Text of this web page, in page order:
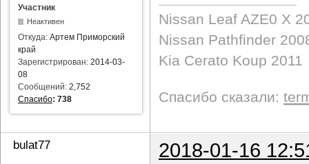
Участник
Неактивен
Откуда: Артем Приморский
край
Зарегистрирован: 2014-03-
08
Сообщений: 2,752
Спасибо: 738
Nissan Leaf AZE0 X
Nissan Pathfinder
Kia Cerato Koup 2011
Спасибо сказали:
bulat77 2018-01-16